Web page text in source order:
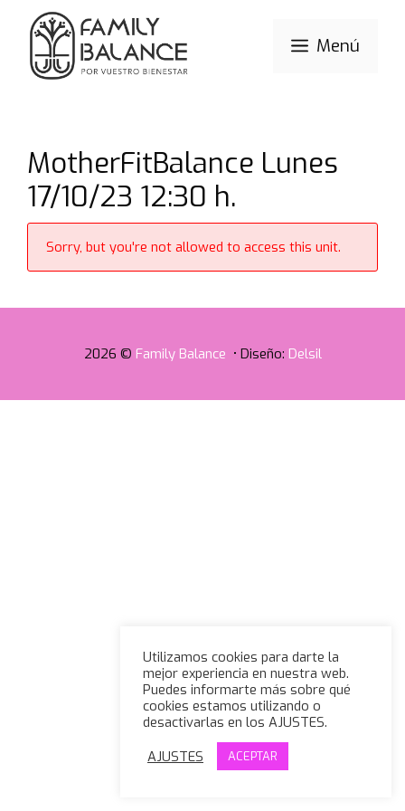
Saltar
contenido
Menú
MotherFitBalance Lunes
17/10/23 12:30 h.
Sorry, but you're not allowed to access this unit.
2026 © Family Balance • Diseño: Delsil
Utilizamos cookies para darte la
mejor experiencia en nuestra web.
Puedes informarte más sobre qué
cookies estamos utilizando o
desactivarlas en los AJUSTES.
AJUSTES
ACEPTAR